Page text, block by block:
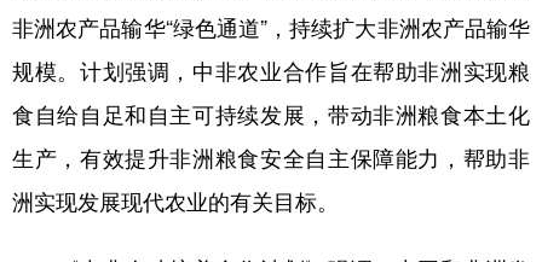
Deutsch Português
非洲农产品输华“绿色通道”，持续扩大非洲农产品输华
规模。计划强调，中非农业合作旨在帮助非洲实现粮
食自给自足和自主可持续发展，带动非洲粮食本土化
生产，有效提升非洲粮食安全自主保障能力，帮助非
洲实现发展现代农业的有关目标。